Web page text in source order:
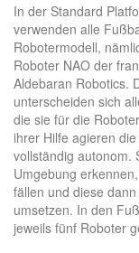
In der Standard
verwenden alle
Robotermodell,
Roboter NAO der
Aldebaran Robotics.
unterscheiden sich
die sie für die
ihrer Hilfe agieren
vollständig autonom.
Umgebung
fällen und diese
umsetzen. In den
jeweils fünf Roboter